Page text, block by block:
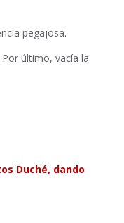
pegajosa.
último, vacía la
Duché, dando